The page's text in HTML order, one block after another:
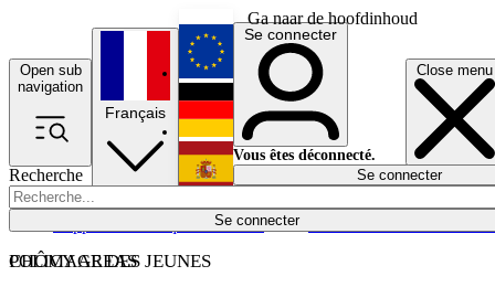
Ga naar de hoofdinhoud
Open sub
navigation
Close menu
Recherche
Se connecter
POLICY AREAS
Économie
Français
English
Deutsch
Español
Se connecter
Vous êtes déconnecté.
Se connecter
CHÔMAGE DES JEUNES